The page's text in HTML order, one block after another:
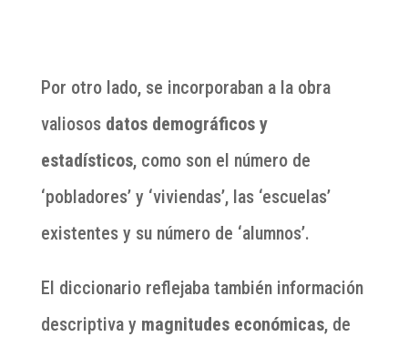
Por otro lado, se incorporaban a la obra
valiosos datos demográficos y
estadísticos, como son el número de
‘pobladores’ y ‘viviendas’, las ‘escuelas’
existentes y su número de ‘alumnos’.
El diccionario reflejaba también información
descriptiva y magnitudes económicas, de